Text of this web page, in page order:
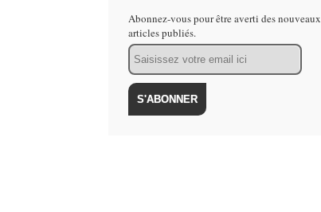
Abonnez-vous pour être averti des nouveaux
articles publiés.
Email